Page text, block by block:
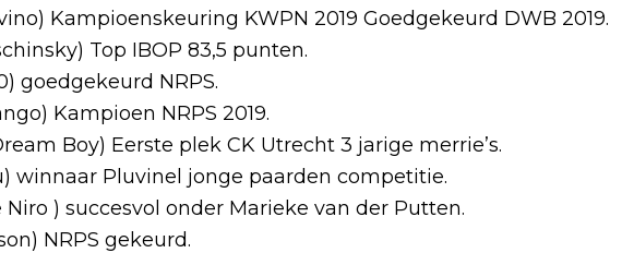
Kampioenskeuring KWPN 2019 Goedgekeurd DWB 2019.
Top IBOP 83,5 punten.
goedgekeurd NRPS.
Kampioen NRPS 2019.
Boy) Eerste plek CK Utrecht 3 jarige merrie’s.
winnaar Pluvinel jonge paarden competitie.
Niro ) succesvol onder Marieke van der Putten.
NRPS gekeurd.